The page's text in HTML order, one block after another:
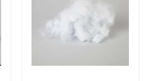
reciclado